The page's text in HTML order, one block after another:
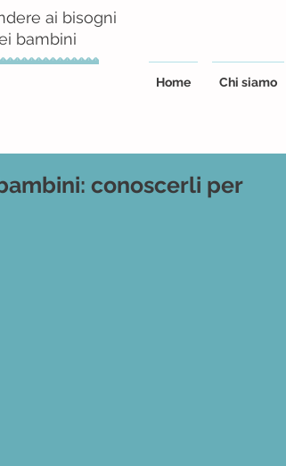
ai bisogni
bambini
Home Chi siamo
conoscerli per